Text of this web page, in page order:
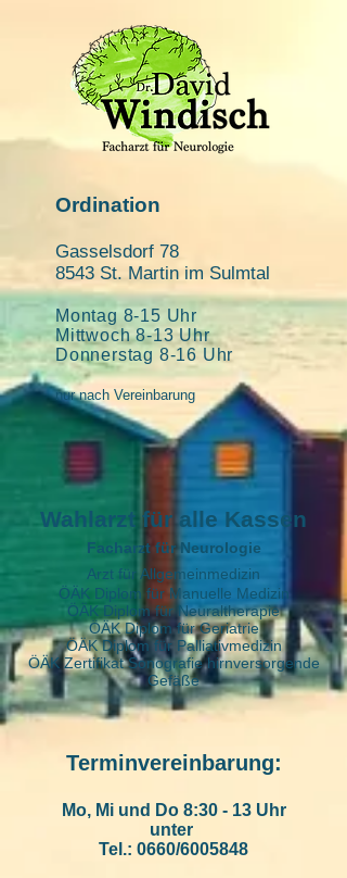
Ordination
Gasselsdorf 78
8543 St. Martin im Sulmtal
Montag 8-15 Uhr
Mittwoch 8-13 Uhr
Donnerstag 8-16 Uhr
nur nach Vereinbarung
Wahlarzt für alle Kassen
Facharzt für Neurologie
Arzt für Allgemeinmedizin
ÖÄK Diplom für Manuelle Medizin
ÖÄK Diplom für Neuraltherapie
ÖÄK Diplom für Geriatrie
ÖÄK Diplom für Palliativmedizin
ÖÄK Zertifikat Sonografie hirnversorgende
Gefäße
Terminvereinbarung:
Mo, Mi und Do 8:30 - 13 Uhr
unter
Tel.: 0660/6005848